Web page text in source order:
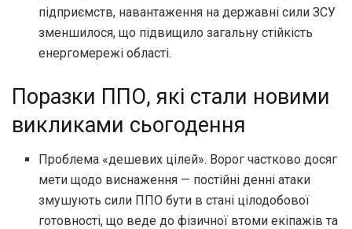
підприємств, навантаження на державні сили ЗСУ
зменшилося, що підвищило загальну стійкість
енергомережі області.
Поразки ППО, які стали новими
викликами сьогодення
Проблема «дешевих цілей». Ворог частково досяг
мети щодо виснаження — постійні денні атаки
змушують сили ППО бути в стані цілодобової
готовності, що веде до фізичної втоми екіпажів та